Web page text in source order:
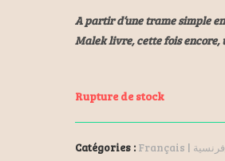
A partir d’une trame simple
Malek livre, cette fois encore,
Rupture de stock
Catégories : Français | فرنسية